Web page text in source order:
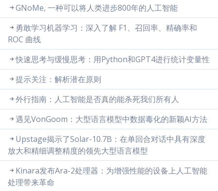
GNoMe, 一种可以将人类进步800年的人工智能
勇敢学习机器学习：深入了解 F1、召回率、精确率和
ROC 曲线
快速思考与缓慢思考：用Python和GPT4进行统计变量性
提示关注：解析潜在原则
外行指南：人工智能是否真的能杀死我们所有人
遇见VonGoom：大型语言模型中数据毒化的新颖AI方法
Upstage揭示了Solar-10.7B：在单回合对话中具有深度
放大和精细调整精度的领先大型语言模型
Kinara发布Ara-2处理器：为增强性能的设备上人工智能
处理带来革命